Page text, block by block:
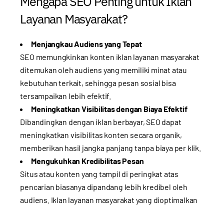
Layanan Masyarakat?
Menjangkau Audiens yang Tepat
SEO memungkinkan konten iklan layanan masyarakat
ditemukan oleh audiens yang memiliki minat atau
kebutuhan terkait, sehingga pesan sosial bisa
tersampaikan lebih efektif.
Meningkatkan Visibilitas dengan Biaya Efektif
Dibandingkan dengan iklan berbayar, SEO dapat
meningkatkan visibilitas konten secara organik,
memberikan hasil jangka panjang tanpa biaya per klik.
Mengukuhkan Kredibilitas Pesan
Situs atau konten yang tampil di peringkat atas
pencarian biasanya dipandang lebih kredibel oleh
audiens. Iklan layanan masyarakat yang dioptimalkan